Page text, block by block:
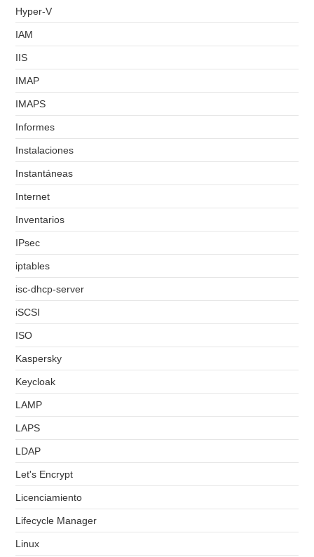
Hyper-V
IAM
IIS
IMAP
IMAPS
Informes
Instalaciones
Instantáneas
Internet
Inventarios
IPsec
iptables
isc-dhcp-server
iSCSI
ISO
Kaspersky
Keycloak
LAMP
LAPS
LDAP
Let's Encrypt
Licenciamiento
Lifecycle Manager
Linux